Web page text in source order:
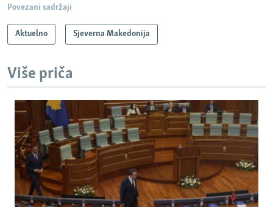
Povezani sadržaji
Aktuelno Sjeverna Makedonija
Više priča